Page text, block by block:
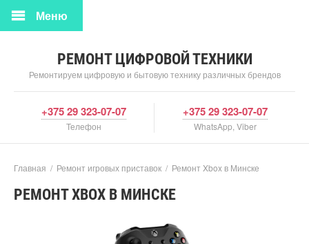
РЕМОНТ ЦИФРОВОЙ ТЕХНИКИ
Ремонтируем цифровую и бытовую технику различных брендов
Меню
+375 29 323-07-07
Телефон
+375 29 323-07-07
WhatsApp, Viber
Главная / Ремонт игровых приставок / Ремонт Xbox в Минске
РЕМОНТ XBOX В МИНСКЕ